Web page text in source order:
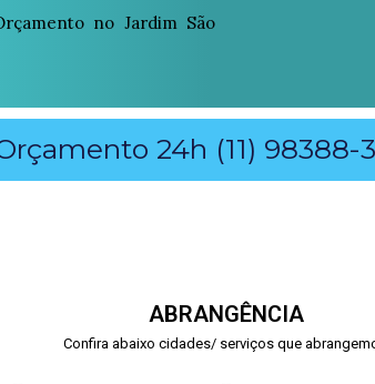
no Jardim São
24h (11) 98388-
ABRANGÊNCIA
Confira abaixo cidades/ serviços que